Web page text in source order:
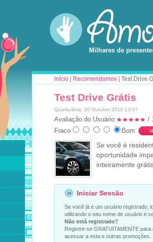
Milhares de
Início| Recomendamos| Test Drive
Test Drive Grátis
Quarta-feira, 20 Outubro 2010 13:57
Avaliação do Usuário:
/
Fraco
Bom
Se você é
oportunidade
inteiramente
Iniciar Sessão
Se você já é um usuário registrado,
utilizando o seu nome de usuário e
Não está registrado?
Registre-se GRATUITAMENTE para
acessar a esta e outras promoções.